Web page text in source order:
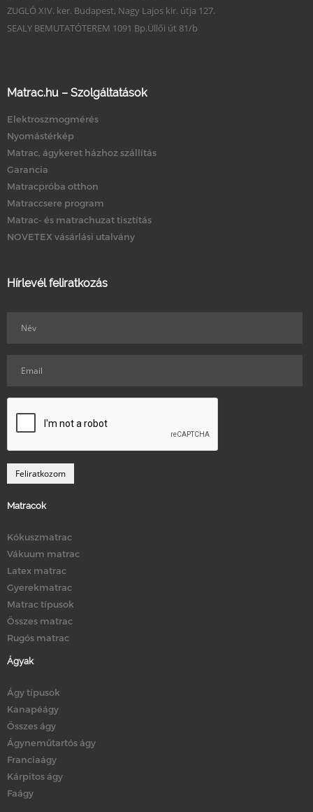
ZUGLÓ XIV. ker. Budapest, Nagy Lajos kir. útja 127.
SEALY BEMUTATÓTEREM 1091 Bp.Üllői út 81/b
Matrac.hu – Szolgáltatások
Elektroszmogmérés
Nyomástérkép
Matrac, ágykeret házhoz szállítás
Garancia
Matracpróba otthon
Matraccsere program
Matrac- és matrachuzat tisztítás
NOVETEX vásárlási utalvány
Hírlevél feliratkozás
Matracok
Kókuszmatrac
Vákuum matrac
Latex matrac
Gyerekmatrac
Matrac típusok
Összes matrac
Rugós matrac
Ágyak
Ágy típusok
Kanapéágy
Összes ágy
Ágyneműtartós ágy
Franciaágy
Kárpitos ágy
Faágy